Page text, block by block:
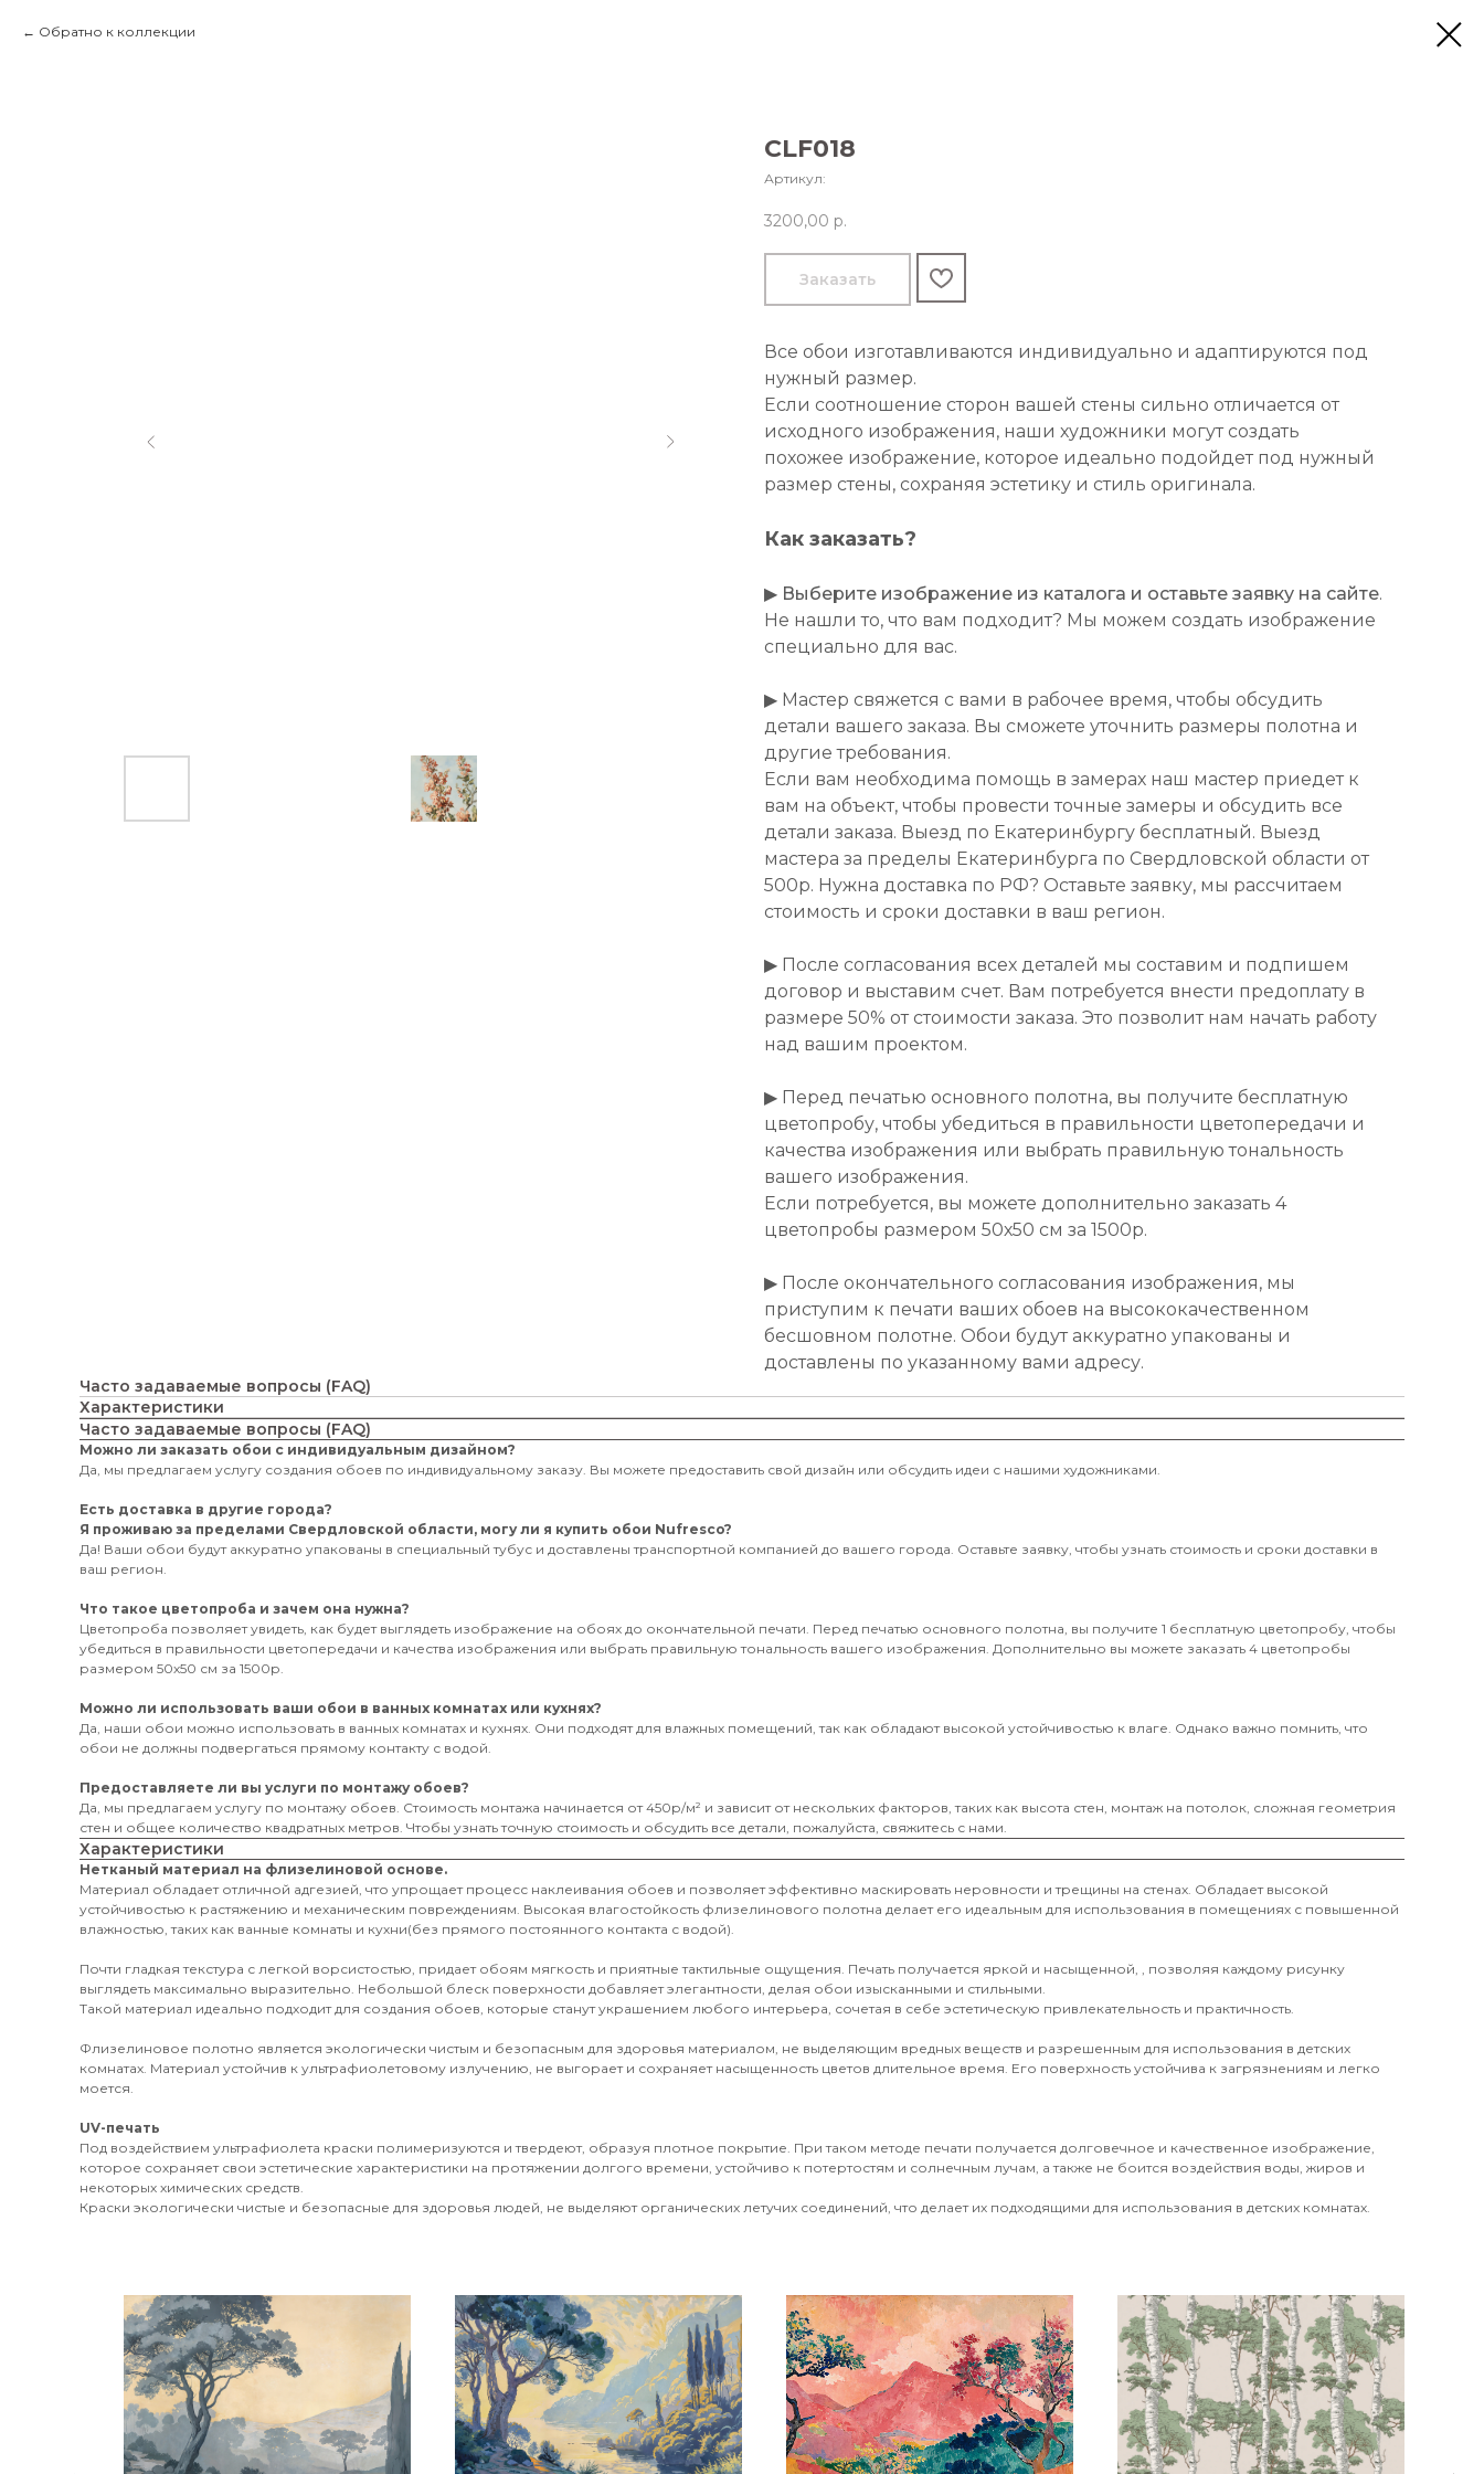
Обратно к коллекции
CLF018
Артикул:
3200,00 р.
Заказать
Все обои изготавливаются индивидуально и адаптируются под
нужный размер.
Если соотношение сторон вашей стены сильно отличается от
исходного изображения, наши художники могут создать
похожее изображение, которое идеально подойдет под нужный
размер стены, сохраняя эстетику и стиль оригинала.
Как заказать?
▶ Выберите изображение из каталога и оставьте заявку на сайте.
Не нашли то, что вам подходит? Мы можем создать изображение
специально для вас.
▶ Мастер свяжется с вами в рабочее время, чтобы обсудить
детали вашего заказа. Вы сможете уточнить размеры полотна и
другие требования.
Если вам необходима помощь в замерах наш мастер приедет к
вам на объект, чтобы провести точные замеры и обсудить все
детали заказа. Выезд по Екатеринбургу бесплатный. Выезд
мастера за пределы Екатеринбурга по Свердловской области от
500р. Нужна доставка по РФ? Оставьте заявку, мы рассчитаем
стоимость и сроки доставки в ваш регион.
▶ После согласования всех деталей мы составим и подпишем
договор и выставим счет. Вам потребуется внести предоплату в
размере 50% от стоимости заказа. Это позволит нам начать работу
над вашим проектом.
▶ Перед печатью основного полотна, вы получите бесплатную
цветопробу, чтобы убедиться в правильности цветопередачи и
качества изображения или выбрать правильную тональность
вашего изображения.
Если потребуется, вы можете дополнительно заказать 4
цветопробы размером 50х50 см за 1500р.
▶ После окончательного согласования изображения, мы
приступим к печати ваших обоев на высококачественном
бесшовном полотне. Обои будут аккуратно упакованы и
доставлены по указанному вами адресу.
Часто задаваемые вопросы (FAQ)
Характеристики
Часто задаваемые вопросы (FAQ)
Можно ли заказать обои с индивидуальным дизайном?
Да, мы предлагаем услугу создания обоев по индивидуальному заказу. Вы можете предоставить свой дизайн или обсудить идеи с нашими художниками.
Есть доставка в другие города?
Я проживаю за пределами Свердловской области, могу ли я купить обои Nufresco?
Да! Ваши обои будут аккуратно упакованы в специальный тубус и доставлены транспортной компанией до вашего города. Оставьте заявку, чтобы узнать стоимость и сроки доставки в
ваш регион.
Что такое цветопроба и зачем она нужна?
Цветопроба позволяет увидеть, как будет выглядеть изображение на обоях до окончательной печати. Перед печатью основного полотна, вы получите 1 бесплатную цветопробу, чтобы
убедиться в правильности цветопередачи и качества изображения или выбрать правильную тональность вашего изображения. Дополнительно вы можете заказать 4 цветопробы
размером 50х50 см за 1500р.
Можно ли использовать ваши обои в ванных комнатах или кухнях?
Да, наши обои можно использовать в ванных комнатах и кухнях. Они подходят для влажных помещений, так как обладают высокой устойчивостью к влаге. Однако важно помнить, что
обои не должны подвергаться прямому контакту с водой.
Предоставляете ли вы услуги по монтажу обоев?
Да, мы предлагаем услугу по монтажу обоев. Стоимость монтажа начинается от 450р/м² и зависит от нескольких факторов, таких как высота стен, монтаж на потолок, сложная геометрия
стен и общее количество квадратных метров. Чтобы узнать точную стоимость и обсудить все детали, пожалуйста, свяжитесь с нами.
Характеристики
Нетканый материал на флизелиновой основе.
Материал обладает отличной адгезией, что упрощает процесс наклеивания обоев и позволяет эффективно маскировать неровности и трещины на стенах. Обладает высокой
устойчивостью к растяжению и механическим повреждениям. Высокая влагостойкость флизелинового полотна делает его идеальным для использования в помещениях с повышенной
влажностью, таких как ванные комнаты и кухни(без прямого постоянного контакта с водой).
Почти гладкая текстура с легкой ворсистостью, придает обоям мягкость и приятные тактильные ощущения. Печать получается яркой и насыщенной, , позволяя каждому рисунку
выглядеть максимально выразительно. Небольшой блеск поверхности добавляет элегантности, делая обои изысканными и стильными.
Такой материал идеально подходит для создания обоев, которые станут украшением любого интерьера, сочетая в себе эстетическую привлекательность и практичность.
Флизелиновое полотно является экологически чистым и безопасным для здоровья материалом, не выделяющим вредных веществ и разрешенным для использования в детских
комнатах. Материал устойчив к ультрафиолетовому излучению, не выгорает и сохраняет насыщенность цветов длительное время. Его поверхность устойчива к загрязнениям и легко
моется.
UV-печать
Под воздействием ультрафиолета краски полимеризуются и твердеют, образуя плотное покрытие. При таком методе печати получается долговечное и качественное изображение,
которое сохраняет свои эстетические характеристики на протяжении долгого времени, устойчиво к потертостям и солнечным лучам, а также не боится воздействия воды, жиров и
некоторых химических средств.
Краски экологически чистые и безопасные для здоровья людей, не выделяют органических летучих соединений, что делает их подходящими для использования в детских комнатах.